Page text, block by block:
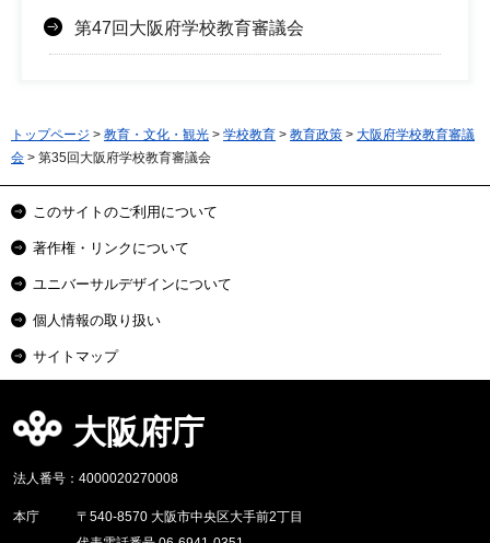
第47回大阪府学校教育審議会
トップページ > 教育・文化・観光 > 学校教育 > 教育政策 > 大阪府学校教育審議
会 > 第35回大阪府学校教育審議会
このサイトのご利用について
著作権・リンクについて
ユニバーサルデザインについて
個人情報の取り扱い
サイトマップ
大阪府庁
法人番号：4000020270008
本庁
〒540-8570 大阪市中央区大手前2丁目